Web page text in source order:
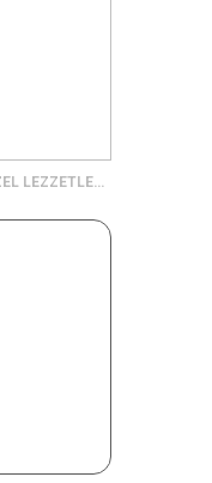
GAZİANTEP'İN RAMAZAN'A ÖZEL LEZZETLERİ